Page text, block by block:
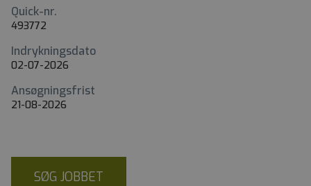
Quick-nr.
493772
Indrykningsdato
02-07-2026
Ansøgningsfrist
21-08-2026
SØG JOBBET